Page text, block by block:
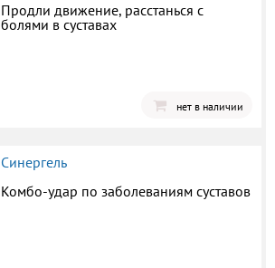
Продли движение, расстанься с
болями в суставах
нет в наличии
Синергель
Комбо-удар по заболеваниям суставов